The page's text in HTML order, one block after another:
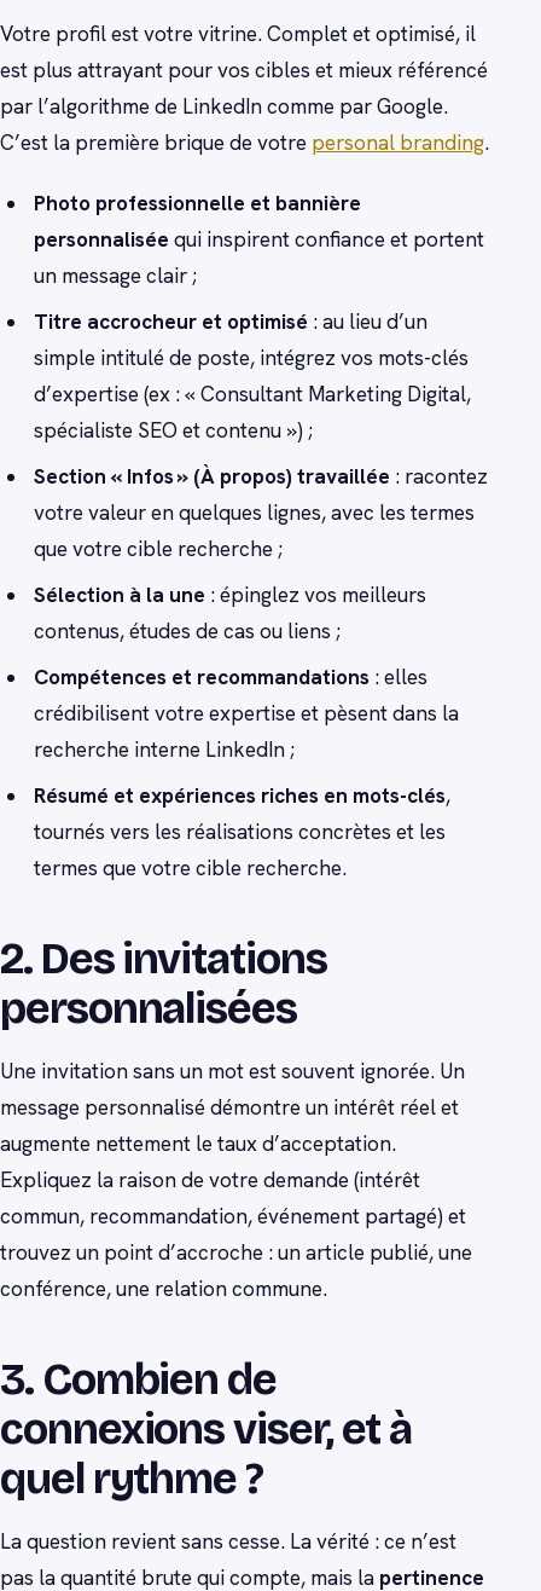
Votre profil est votre vitrine. Complet et optimisé, il
est plus attrayant pour vos cibles et mieux référencé
par l’algorithme de LinkedIn comme par Google.
C’est la première brique de votre personal branding.
Photo professionnelle et bannière
personnalisée qui inspirent confiance et portent
un message clair ;
Titre accrocheur et optimisé : au lieu d’un
simple intitulé de poste, intégrez vos mots-clés
d’expertise (ex : « Consultant Marketing Digital,
spécialiste SEO et contenu ») ;
Section « Infos » (À propos) travaillée : racontez
votre valeur en quelques lignes, avec les termes
que votre cible recherche ;
Sélection à la une : épinglez vos meilleurs
contenus, études de cas ou liens ;
Compétences et recommandations : elles
crédibilisent votre expertise et pèsent dans la
recherche interne LinkedIn ;
Résumé et expériences riches en mots-clés,
tournés vers les réalisations concrètes et les
termes que votre cible recherche.
2. Des invitations
personnalisées
Une invitation sans un mot est souvent ignorée. Un
message personnalisé démontre un intérêt réel et
augmente nettement le taux d’acceptation.
Expliquez la raison de votre demande (intérêt
commun, recommandation, événement partagé) et
trouvez un point d’accroche : un article publié, une
conférence, une relation commune.
3. Combien de
connexions viser, et à
quel rythme ?
La question revient sans cesse. La vérité : ce n’est
pas la quantité brute qui compte, mais la pertinence